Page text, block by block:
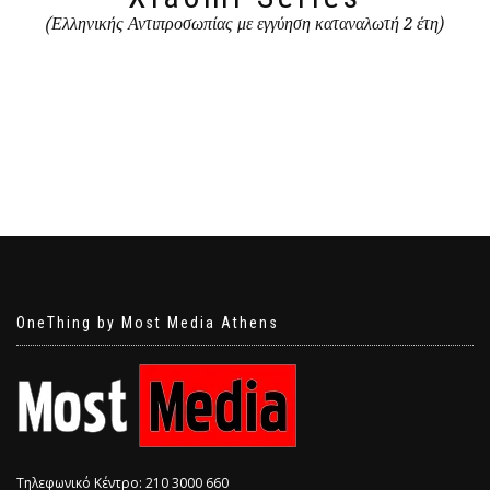
(Ελληνικής Αντιπροσωπίας με εγγύηση καταναλωτή 2 έτη)
OneThing by Most Media Athens
Τηλεφωνικό Κέντρο: 210 3000 660